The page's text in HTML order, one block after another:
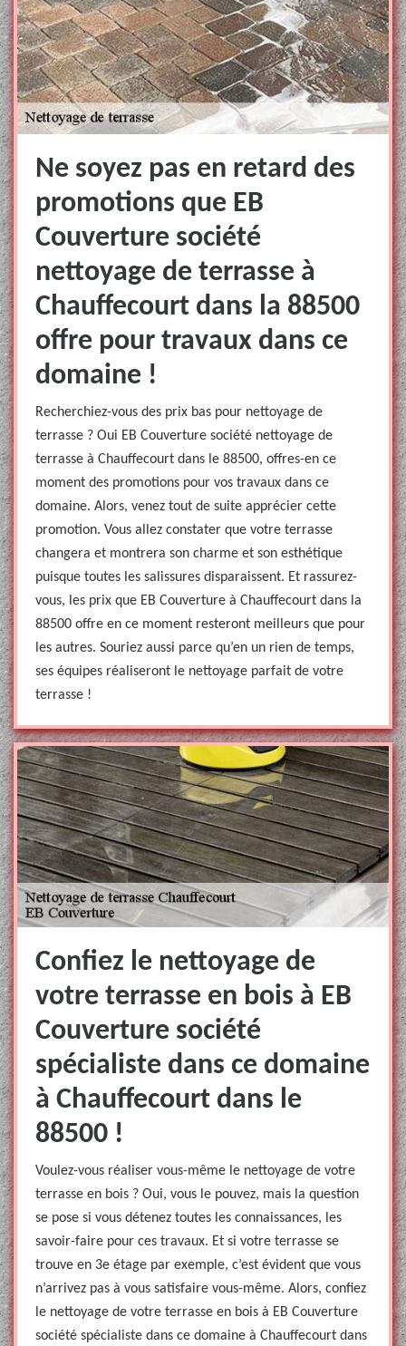
Ne soyez pas en retard des
promotions que EB
Couverture société
nettoyage de terrasse à
Chauffecourt dans la 88500
offre pour travaux dans ce
domaine !
Recherchiez-vous des prix bas pour nettoyage de
terrasse ? Oui EB Couverture société nettoyage de
terrasse à Chauffecourt dans le 88500, offres-en ce
moment des promotions pour vos travaux dans ce
domaine. Alors, venez tout de suite apprécier cette
promotion. Vous allez constater que votre terrasse
changera et montrera son charme et son esthétique
puisque toutes les salissures disparaissent. Et rassurez-
vous, les prix que EB Couverture à Chauffecourt dans la
88500 offre en ce moment resteront meilleurs que pour
les autres. Souriez aussi parce qu’en un rien de temps,
ses équipes réaliseront le nettoyage parfait de votre
terrasse !
Confiez le nettoyage de
votre terrasse en bois à EB
Couverture société
spécialiste dans ce domaine
à Chauffecourt dans le
88500 !
Voulez-vous réaliser vous-même le nettoyage de votre
terrasse en bois ? Oui, vous le pouvez, mais la question
se pose si vous détenez toutes les connaissances, les
savoir-faire pour ces travaux. Et si votre terrasse se
trouve en 3e étage par exemple, c’est évident que vous
n’arrivez pas à vous satisfaire vous-même. Alors, confiez
le nettoyage de votre terrasse en bois à EB Couverture
société spécialiste dans ce domaine à Chauffecourt dans